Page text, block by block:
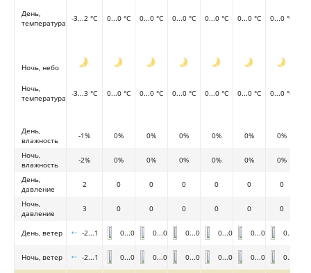
День,
температура
-3...2 °C 0...0 °C 0...0 °C 0...0 °C 0...0 °C 0...0 °C 0...0 °C
Ночь, небо
Ночь,
температура
-3...3 °C 0...0 °C 0...0 °C 0...0 °C 0...0 °C 0...0 °C 0...0 °C
День,
влажность
-1% 0% 0% 0% 0% 0%
0%
Ночь,
влажность
-2% 0% 0% 0% 0% 0%
0%
День,
давление
2 0 0 0 0 0
0
Ночь,
давление
3 0 0 0 0 0 0
День, ветер -2...1 0...0 0...0 0...0 0...0 0...0 0...0
Ночь, ветер -2...1 0...0 0...0 0...0 0...0 0...0 0...0